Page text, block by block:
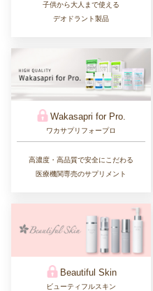
子供から大人まで使える
デオドラント製品
Wakasapri for Pro.
ワカサプリフォープロ
高濃度・高品質で安全にこだわる
医療機関専売のサプリメント
Beautiful Skin
ビューティフルスキン